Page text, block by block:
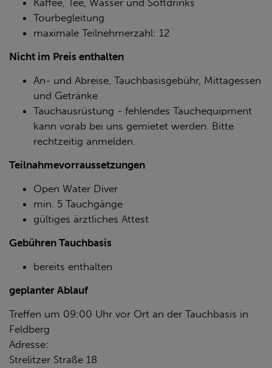
Kaffee, Tee, Wasser und Softdrinks
Tourbegleitung
maximale Teilnehmerzahl: 12
Nicht im Preis enthalten
An- und Abreise, Tauchbasisgebühr, Mittagessen
und Getränke
Tauchausrüstung - fehlendes Tauchequipment
kann vorab bei uns gemietet werden. Bitte
rechtzeitig anmelden.
Teilnahmevorraussetzungen
Open Water Diver
min. 5 Tauchgänge
gültiges ärztliches Attest
Gebühren Tauchbasis
bereits enthalten
geplanter Ablauf
Treffen um 09:00 Uhr vor Ort an der Tauchbasis in
Feldberg
Adresse:
Strelitzer Straße 18